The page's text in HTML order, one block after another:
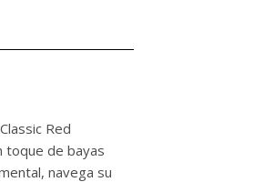
Red
toque de bayas
navega su